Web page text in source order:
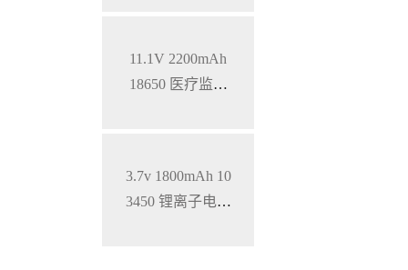
11.1V 2200mAh
18650 医疗监护
3.7v 1800mAh 10
3450 锂离子电池